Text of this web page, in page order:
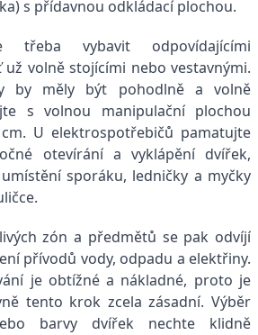
s přídavnou odkládací plochou.
vybavit odpovídajícími
volně stojícími nebo vestavnými.
by měly být pohodlně a volně
s volnou manipulační plochou
U elektrospotřebičů pamatujte
otevírání a vyklápění dvířek,
sporáku, ledničky a myčky
zón a před­mětů se pak odvíjí
přívodů vody, odpadu a elektřiny.
je obtížné a nákladné, proto je
tento krok zcela zásadní. Výběr
barvy dvířek nechte klidně